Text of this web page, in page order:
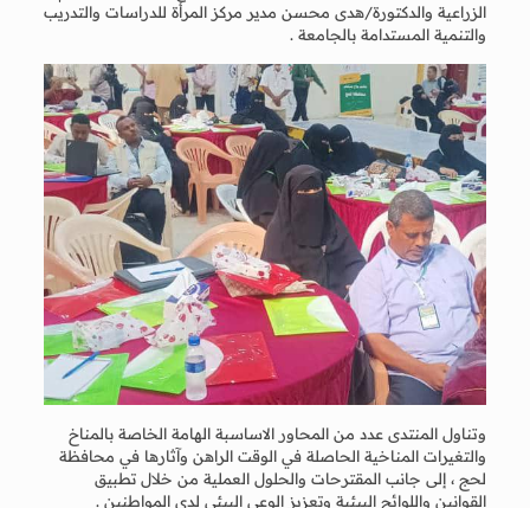
الزراعية والدكتورة/هدى محسن مدير مركز المرأة للدراسات والتدريب
والتنمية المستدامة بالجامعة .
وتناول المنتدى عدد من المحاور الاساسبة الهامة الخاصة بالمناخ
والتغيرات المناخية الحاصلة في الوقت الراهن وآثارها في محافظة
لحج ، إلى جانب المقترحات والحلول العملية من خلال تطبيق
القوانين واللوائح البيئية وتعزيز الوعي البيئي لدى المواطنين .